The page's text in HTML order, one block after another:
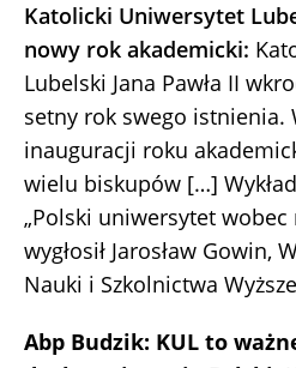
Katolicki Uniwersytet
nowy rok akademicki:
Lubelski Jana Pawła II
setny rok swego istnienia.
inauguracji roku
wielu biskupów […]
„Polski uniwersytet wobec
wygłosił Jarosław Gowin,
Nauki i Szkolnictwa
Abp Budzik: KUL to